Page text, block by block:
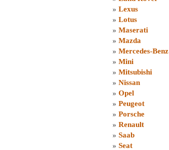
» Lexus
» Lotus
» Maserati
» Mazda
» Mercedes-Benz
» Mini
» Mitsubishi
» Nissan
» Opel
» Peugeot
» Porsche
» Renault
» Saab
» Seat